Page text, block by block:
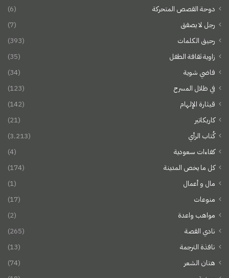
دوحة القصص المتحركة
(6)
رجل لا يصفق
(7)
رحيق الكلمات
(393)
زاوية ثقافة الطفل
(35)
فاضي شوية
(34)
في ظلال المسرح
(123)
قيثارة الإلهام
(142)
كاريكاتير
(21)
كُتاب الرأي
(3٬213)
كفاءات سعودية
(4)
كل ما يخص المدينة
(174)
مال و أعمال
(1)
منوعات
(17)
مواهب واعدة
(2)
نادي القصة
(265)
نافذة الترجمة
(13)
هتان الشعر
(74)